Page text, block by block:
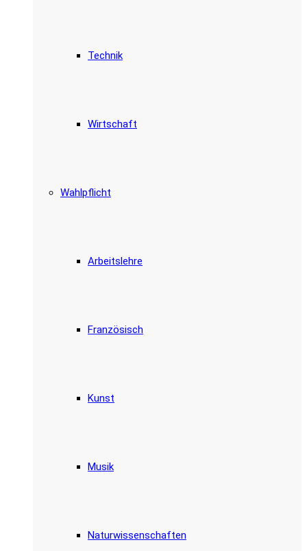
Technik
Wirtschaft
Wahlpflicht
Arbeitslehre
Französisch
Kunst
Musik
Naturwissenschaften